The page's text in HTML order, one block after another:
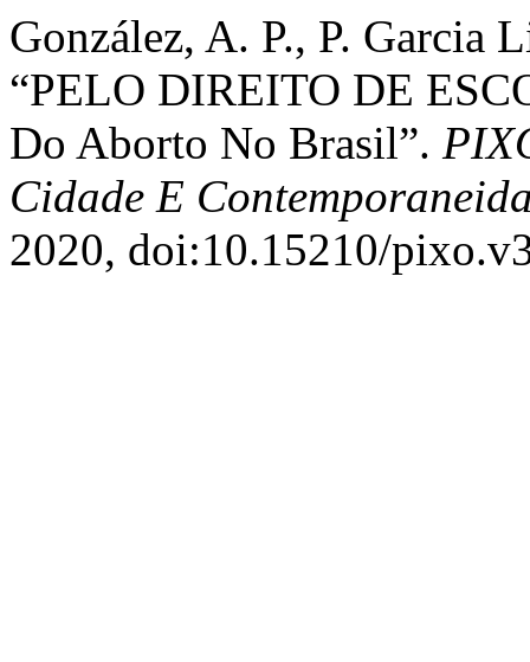
González, A. P., P. Garcia
“PELO DIREITO DE
Do Aborto No Brasil”.
Cidade E
2020, doi:10.15210/